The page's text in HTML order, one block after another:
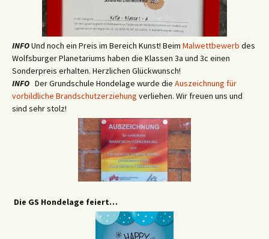
INFOUnd noch ein Preis im Bereich Kunst! Beim Malwettbewerb des
Wolfsburger Planetariums haben die Klassen 3a und 3c einen
Sonderpreis erhalten. Herzlichen Glückwunsch!
INFO Der Grundschule Hondelage wurde die Auszeichnung für
vorbildliche Brandschutzerziehung verliehen. Wir freuen uns und
sind sehr stolz!
Die GS Hondelage feiert…